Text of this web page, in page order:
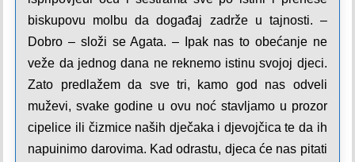
biskupovu molbu da događaj zadrže u tajnosti. –
Dobro – složi se Agata. – Ipak nas to obećanje ne
veže da jednog dana ne reknemo istinu svojoj djeci.
Zato predlažem da sve tri, kamo god nas odveli
muževi, svake godine u ovu noć stavljamo u prozor
cipelice ili čizmice naših dječaka i djevojčica te da ih
napuinimo darovima. Kad odrastu, djeca će nas pitati